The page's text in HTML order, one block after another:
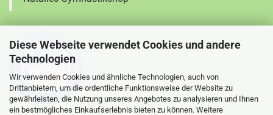
Diese Webseite verwendet Cookies und andere
Technologien
Wir verwenden Cookies und ähnliche Technologien, auch von
Drittanbietern, um die ordentliche Funktionsweise der Website zu
gewährleisten, die Nutzung unseres Angebotes zu analysieren und Ihnen
ein bestmögliches Einkaufserlebnis bieten zu können. Weitere